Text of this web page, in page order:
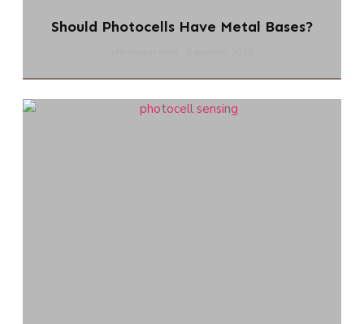
Should Photocells Have Metal Bases?